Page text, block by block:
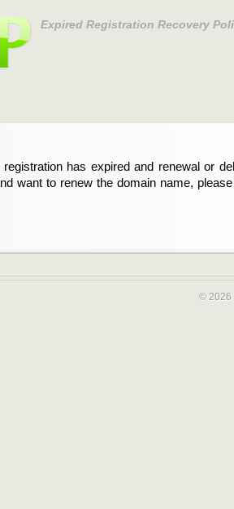
Expired Registration Recovery
has expired and renewal or
want to renew the domain name,
ist abgelaufen und die
Wenn Sie der Registrant sind und
kontaktieren Sie bitte Ihren Service-
© 2026